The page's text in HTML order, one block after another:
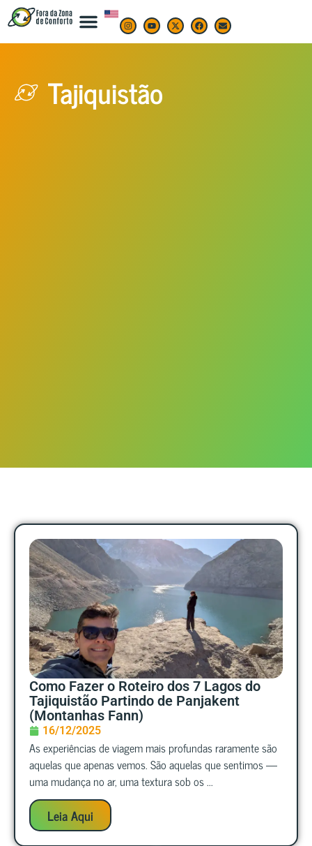
Tajiquistão
Como Fazer o Roteiro dos 7 Lagos do
Tajiquistão Partindo de Panjakent
(Montanhas Fann)
16/12/2025
As experiências de viagem mais profundas raramente são
aquelas que apenas vemos. São aquelas que sentimos —
uma mudança no ar, uma textura sob os ...
Leia Aqui